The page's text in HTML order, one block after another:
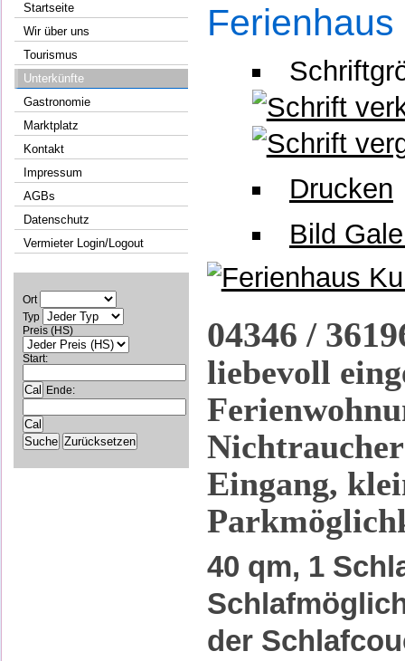
Startseite
Wir über uns
Tourismus
Unterkünfte
Gastronomie
Marktplatz
Kontakt
Impressum
AGBs
Datenschutz
Vermieter Login/Logout
Ort
Typ
Preis (HS)
Start:
Ende:
Drucken
Bild
04346 /
liebevoll
Eingang,
40 qm, 1
der